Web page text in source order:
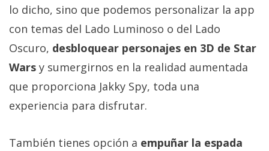
lo dicho, sino que podemos personalizar la app
con temas del Lado Luminoso o del Lado
Oscuro, desbloquear personajes en 3D de Star
Wars y sumergirnos en la realidad aumentada
que proporciona Jakky Spy, toda una
experiencia para disfrutar.
También tienes opción a empuñar la espada